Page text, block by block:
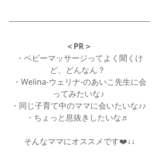
＜PR＞
・ベビーマッサージってよく聞くけ
ど、どんなん？
・Welina-ウェリナ-のあいこ先生に会
ってみたいな♪
・同じ子育て中のママに会いたいな♪♪
・ちょっと息抜きしたいな♬
そんなママにオススメです❤️↓↓